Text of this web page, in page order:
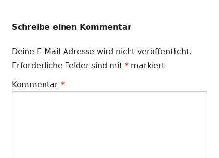
Schreibe einen Kommentar
Deine E-Mail-Adresse wird nicht veröffentlicht.
Erforderliche Felder sind mit * markiert
Kommentar *